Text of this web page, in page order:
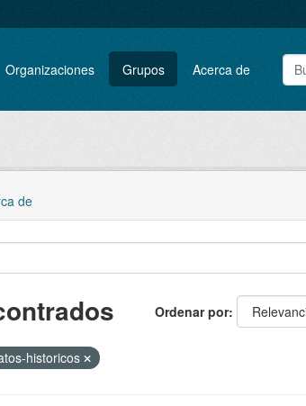
Organizaciones Grupos Acerca de
de
Ordenar por
historicos